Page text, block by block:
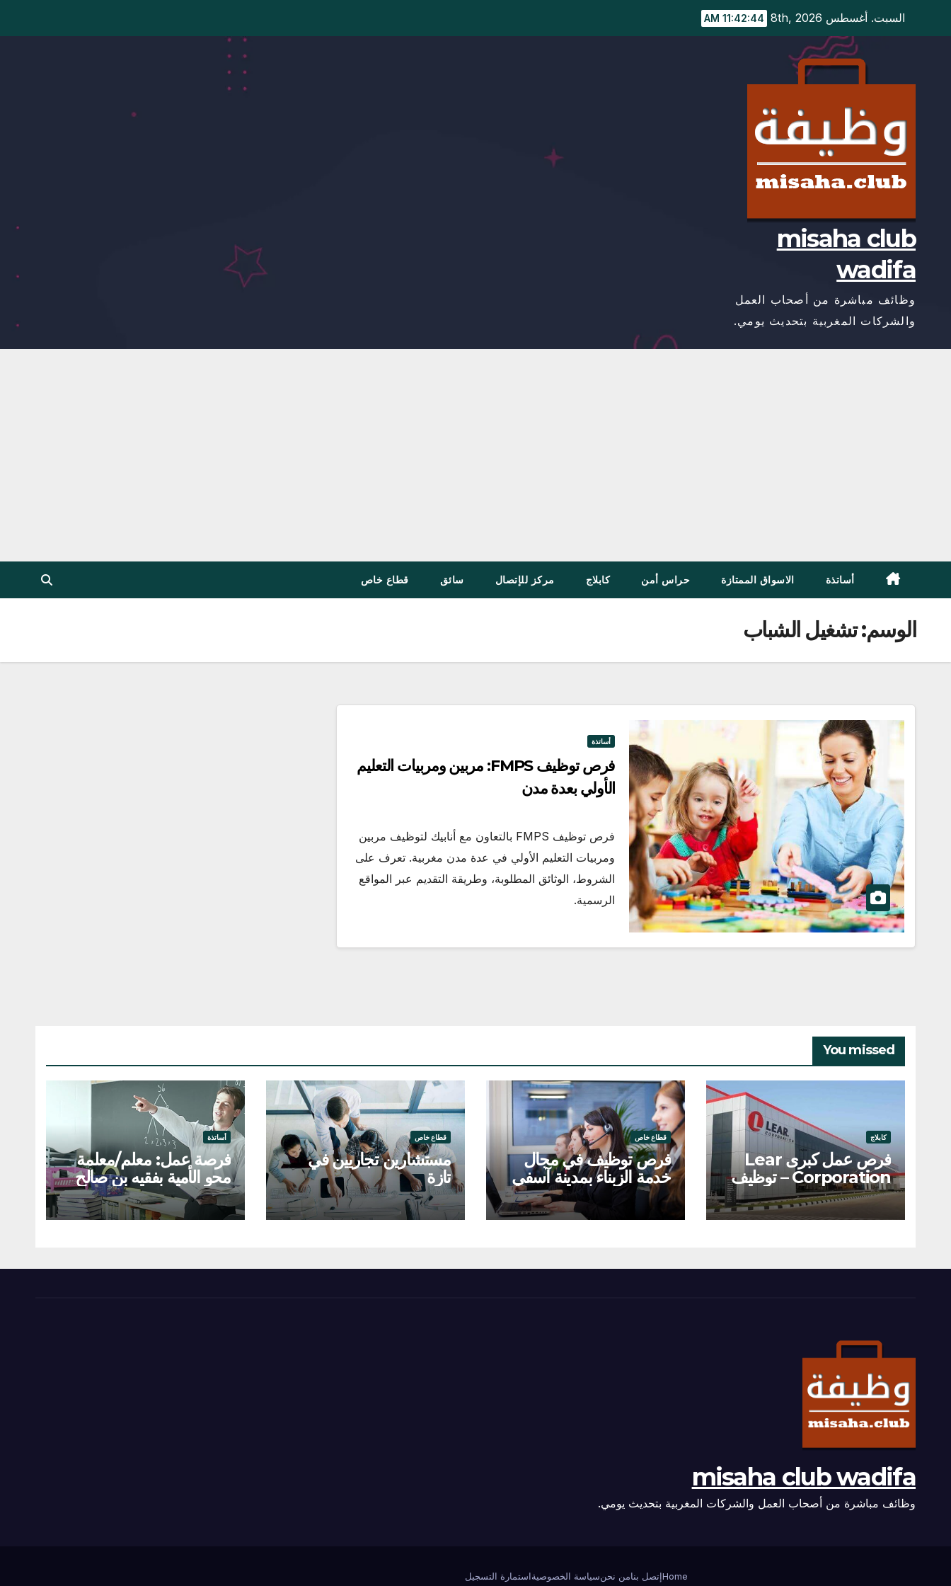
السبت. أغسطس 8th, 2026 11:42:44 AM
misaha club
wadifa
وظائف مباشرة من أصحاب العمل
والشركات المغربية بتحديث يومي.
أساتذة الاسواق الممتازة حراس أمن كابلاج مركز للإتصال سائق قطاع خاص
الوسم:تشغيل الشباب
أساتذة
فرص توظيف FMPS: مربين ومربيات التعليم
الأولي بعدة مدن
فرص توظيف FMPS بالتعاون مع أنابيك لتوظيف مربين
ومربيات التعليم الأولي في عدة مدن مغربية. تعرف على
الشروط، الوثائق المطلوبة، وطريقة التقديم عبر المواقع
الرسمية.
You missed
كابلاج
فرص عمل كبرى Lear
Corporation – توظيف
200 عامل وعاملة
قطاع خاص
فرص توظيف في مجال
خدمة الزبناء بمدينة آسفي
والرباط
قطاع خاص
مستشارين تجاريين في
تازة
أساتذة
فرصة عمل: معلم/معلمة
محو الأمية بفقيه بن صالح
misaha club wadifa
وظائف مباشرة من أصحاب العمل والشركات المغربية بتحديث يومي.
Homeإتصل بنامن نحنسياسة الخصوصيةاستمارة التسجيل